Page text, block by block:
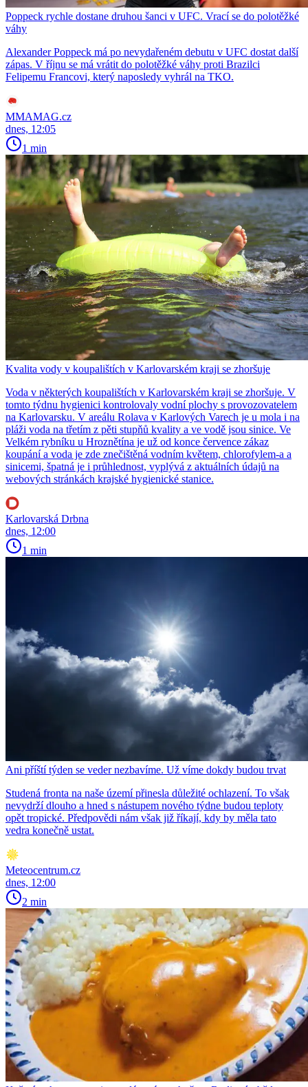
Poppeck rychle dostane druhou šanci v UFC. Vrací se do polotěžké
váhy
Alexander Poppeck má po nevydařeném debutu v UFC dostat další
zápas. V říjnu se má vrátit do polotěžké váhy proti Brazilci
Felipemu Francovi, který naposledy vyhrál na TKO.
MMAMAG.cz
dnes, 12:05
1 min
Kvalita vody v koupalištích v Karlovarském kraji se zhoršuje
Voda v některých koupalištích v Karlovarském kraji se zhoršuje. V
tomto týdnu hygienici kontrolovaly vodní plochy s provozovatelem
na Karlovarsku. V areálu Rolava v Karlových Varech je u mola i na
pláži voda na třetím z pěti stupňů kvality a ve vodě jsou sinice. Ve
Velkém rybníku u Hroznětína je už od konce července zákaz
koupání a voda je zde znečištěná vodním květem, chlorofylem-a a
sinicemi, špatná je i průhlednost, vyplývá z aktuálních údajů na
webových stránkách krajské hygienické stanice.
Karlovarská Drbna
dnes, 12:00
1 min
Ani příští týden se veder nezbavíme. Už víme dokdy budou trvat
Studená fronta na naše území přinesla důležité ochlazení. To však
nevydrží dlouho a hned s nástupem nového týdne budou teploty
opět tropické. Předpovědi nám však již říkají, kdy by měla tato
vedra konečně ustat.
Meteocentrum.cz
dnes, 12:00
2 min